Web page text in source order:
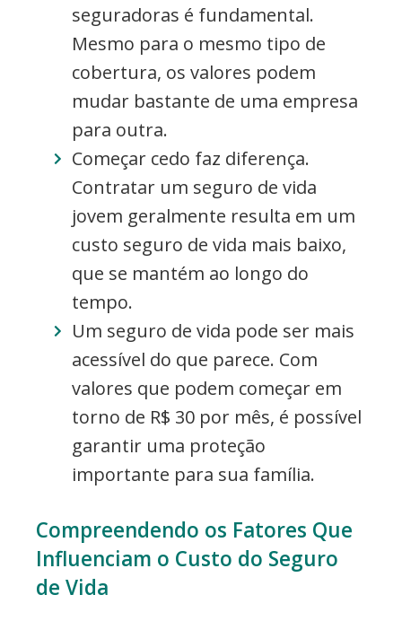
seguradoras é fundamental.
Mesmo para o mesmo tipo de
cobertura, os valores podem
mudar bastante de uma empresa
para outra.
Começar cedo faz diferença.
Contratar um seguro de vida
jovem geralmente resulta em um
custo seguro de vida mais baixo,
que se mantém ao longo do
tempo.
Um seguro de vida pode ser mais
acessível do que parece. Com
valores que podem começar em
torno de R$ 30 por mês, é possível
garantir uma proteção
importante para sua família.
Compreendendo os Fatores Que
Influenciam o Custo do Seguro
de Vida